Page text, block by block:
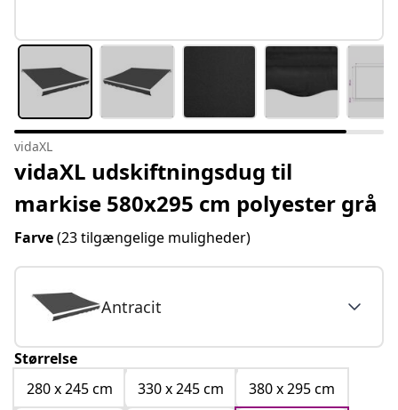
vidaXL
vidaXL udskiftningsdug til
markise 580x295 cm polyester grå
Farve(23 tilgængelige muligheder)
Antracit
Størrelse
280 x 245 cm
330 x 245 cm
380 x 295 cm